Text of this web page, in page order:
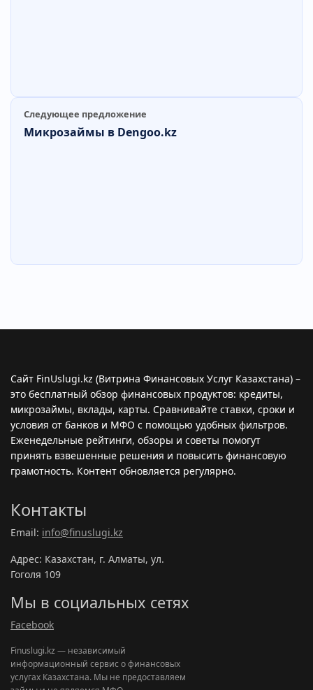
Следующее предложение
Микрозаймы в Dengoo.kz
Сайт FinUslugi.kz (Витрина Финансовых Услуг Казахстана) –
это бесплатный обзор финансовых продуктов: кредиты,
микрозаймы, вклады, карты. Сравнивайте ставки, сроки и
условия от банков и МФО с помощью удобных фильтров.
Еженедельные рейтинги, обзоры и советы помогут
принять взвешенные решения и повысить финансовую
грамотность. Контент обновляется регулярно.
Контакты
Email: info@finuslugi.kz
Адрес: Казахстан, г. Алматы, ул.
Гоголя 109
Мы в социальных сетях
Facebook
Finuslugi.kz — независимый
информационный сервис о финансовых
услугах Казахстана. Мы не предоставляем